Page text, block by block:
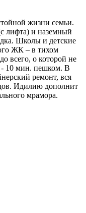
жизни семьи.
лифта) и наземный
Школы и детские
ЖК – в тихом
всего, о которой не
10 мин. пешком. В
ремонт, вся
Идилию дополнит
мрамора.